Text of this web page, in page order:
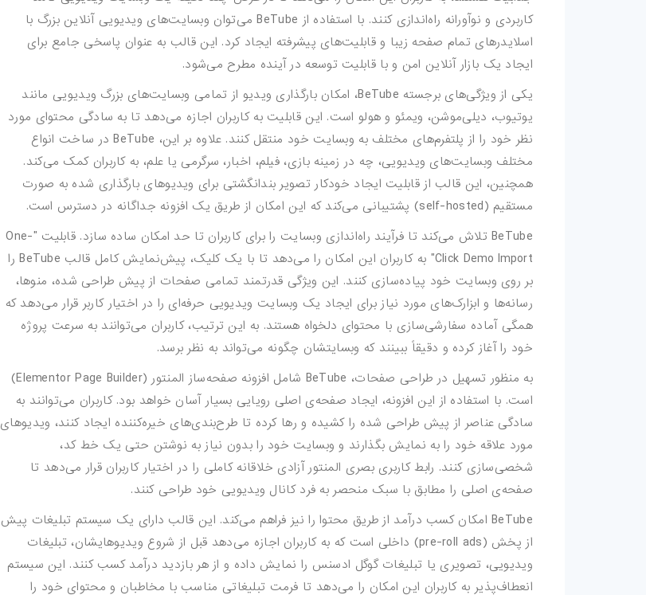
کارت-ویزیت
موکاپ
قالب-پست-استوری
تصاویر-استوک
فوتیج
پروژه-افتر-افکت
پروژه-پریمیر
فتوشاپ
براش-فتوشاپ
فیلتر-فتوشاپ
پریست-لایتروم
اسکریپت
کاربردی و نوآورانه راه‌اندازی کنند. با استفاده از BeTube می‌توان وبسایت‌های ویدیویی آنلاین بزرگ با
اسلایدرهای تمام صفحه زیبا و قابلیت‌های پیشرفته ایجاد کرد. این قالب به عنوان پاسخی جامع برای
ایجاد یک بازار آنلاین امن و با قابلیت توسعه در آینده مطرح می‌شود.
یکی از ویژگی‌های برجسته BeTube، امکان بارگذاری ویدیو از تمامی وبسایت‌های بزرگ ویدیویی مانند
یوتیوب، دیلی‌موشن، ویمئو و هولو است. این قابلیت به کاربران اجازه می‌دهد تا به سادگی محتوای مورد
نظر خود را از پلتفرم‌های مختلف به وبسایت خود منتقل کنند. علاوه بر این، BeTube در ساخت انواع
مختلف وبسایت‌های ویدیویی، چه در زمینه بازی، فیلم، اخبار، سرگرمی یا علم، به کاربران کمک می‌کند.
همچنین، این قالب از قابلیت ایجاد خودکار تصویر بندانگشتی برای ویدیوهای بارگذاری شده به صورت
مستقیم (self-hosted) پشتیبانی می‌کند که این امکان از طریق یک افزونه جداگانه در دسترس است.
BeTube تلاش می‌کند تا فرآیند راه‌اندازی وبسایت را برای کاربران تا حد امکان ساده سازد. قابلیت "One-
Click Demo Import" به کاربران این امکان را می‌دهد تا با یک کلیک، پیش‌نمایش کامل قالب BeTube را
بر روی وبسایت خود پیاده‌سازی کنند. این ویژگی قدرتمند تمامی صفحات از پیش طراحی شده، منوها،
رسانه‌ها و ابزارک‌های مورد نیاز برای ایجاد یک وبسایت ویدیویی حرفه‌ای را در اختیار کاربر قرار می‌دهد که
همگی آماده سفارشی‌سازی با محتوای دلخواه هستند. به این ترتیب، کاربران می‌توانند به سرعت پروژه
خود را آغاز کرده و دقیقاً ببینند که وبسایتشان چگونه می‌تواند به نظر برسد.
به منظور تسهیل در طراحی صفحات، BeTube شامل افزونه صفحه‌ساز المنتور (Elementor Page Builder)
است. با استفاده از این افزونه، ایجاد صفحه‌ی اصلی رویایی بسیار آسان خواهد بود. کاربران می‌توانند به
سادگی عناصر از پیش طراحی شده را کشیده و رها کرده تا طرح‌بندی‌های خیره‌کننده ایجاد کنند، ویدیوهای
مورد علاقه خود را به نمایش بگذارند و وبسایت خود را بدون نیاز به نوشتن حتی یک خط کد،
شخصی‌سازی کنند. رابط کاربری بصری المنتور آزادی خلاقانه کاملی را در اختیار کاربران قرار می‌دهد تا
صفحه‌ی اصلی را مطابق با سبک منحصر به فرد کانال ویدیویی خود طراحی کنند.
BeTube امکان کسب درآمد از طریق محتوا را نیز فراهم می‌کند. این قالب دارای یک سیستم تبلیغات پیش
از پخش (pre-roll ads) داخلی است که به کاربران اجازه می‌دهد قبل از شروع ویدیوهایشان، تبلیغات
ویدیویی، تصویری یا تبلیغات گوگل ادسنس را نمایش داده و از هر بازدید درآمد کسب کنند. این سیستم
انعطاف‌پذیر به کاربران این امکان را می‌دهد تا فرمت تبلیغاتی مناسب با مخاطبان و محتوای خود را